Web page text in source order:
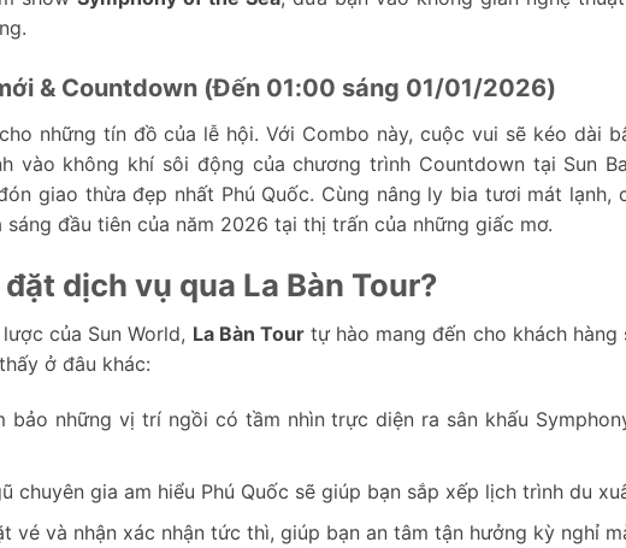
& Countdown (Đến 01:00 sáng 01/01/2026)
những tín đồ của lễ hội. Với Combo này, cuộc vui sẽ kéo dài
vào không khí sôi động của chương trình Countdown tại Sun
giao thừa đẹp nhất Phú Quốc. Cùng nâng ly bia tươi mát lạnh,
đầu tiên của năm 2026 tại thị trấn của những giấc mơ.
dịch vụ qua La Bàn Tour?
của Sun World, La Bàn Tourtự hào mang đến cho khách hàng
ở đâu khác:
bảo những vị trí ngồi có tầm nhìn trực diện ra sân khấu
chuyên gia am hiểu Phú Quốc sẽ giúp bạn sắp xếp lịch trình du
vé và nhận xác nhận tức thì, giúp bạn an tâm tận hưởng kỳ nghỉ